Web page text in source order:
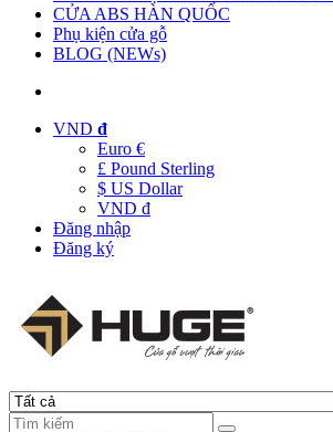
CỬA ABS HÀN QUỐC
Phụ kiện cửa gỗ
BLOG (NEWs)
VND đ
Euro €
£ Pound Sterling
$ US Dollar
VND đ
Đăng nhập
Đăng ký